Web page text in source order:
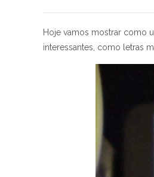
Hoje vamos mostrar como
interessantes, como letras